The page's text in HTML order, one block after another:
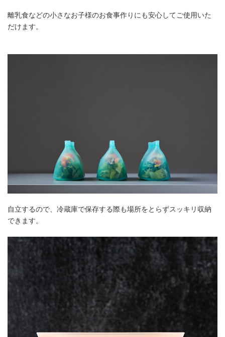
離乳食などの小さなお子様のお食事作りにも安心してご使用いた
だけます。
自立するので、冷蔵庫で保存する際も場所をとらずスッキリ収納
できます。